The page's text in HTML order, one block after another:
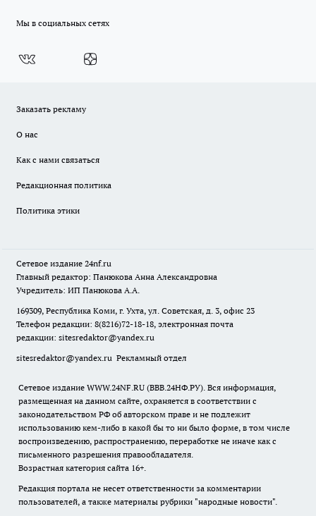
Мы в социальных сетях
Заказать рекламу
О нас
Как с нами связаться
Редакционная политика
Политика этики
Сетевое издание 24nf.ru
Главный редактор: Панюкова Анна Александровна
Учредитель: ИП Панюкова А.А.
169309, Республика Коми, г. Ухта, ул. Советская, д. 3, офис 23
Телефон редакции: 8(8216)72-18-18, электронная почта
редакции: sitesredaktor@yandex.ru
sitesredaktor@yandex.ru Рекламный отдел
Сетевое издание WWW.24NF.RU (ВВВ.24НФ.РУ). Вся информация,
размещенная на данном сайте, охраняется в соответствии с
законодательством РФ об авторском праве и не подлежит
использованию кем-либо в какой бы то ни было форме, в том числе
воспроизведению, распространению, переработке не иначе как с
письменного разрешения правообладателя.
Возрастная категория сайта 16+.
Редакция портала не несет ответственности за комментарии
пользователей, а также материалы рубрики "народные новости".